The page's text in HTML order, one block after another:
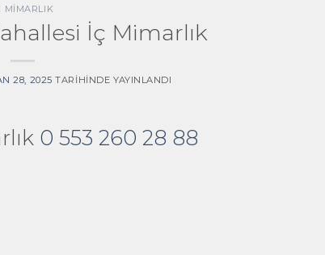
MIMARLIK
İç Mimarlık
28, 2025 TARIHINDE YAYINLANDI
0 553 260 28 88